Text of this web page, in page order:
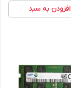
افزودن به سبد